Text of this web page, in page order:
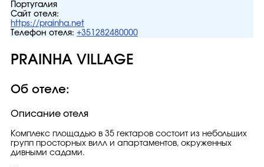
Португалия
Сайт отеля:
https://prainha.net
Телефон отеля: +351282480000
PRAINHA VILLAGE
Об отеле:
Описание отеля
Комплекс площадью в 35 гектаров состоит из небольших
групп просторных вилл и апартаментов, окруженных
дивными садами.